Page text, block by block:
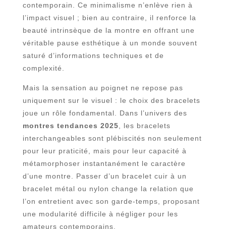
contemporain. Ce minimalisme n’enlève rien à
l’impact visuel ; bien au contraire, il renforce la
beauté intrinsèque de la montre en offrant une
véritable pause esthétique à un monde souvent
saturé d’informations techniques et de
complexité.
Mais la sensation au poignet ne repose pas
uniquement sur le visuel : le choix des bracelets
joue un rôle fondamental. Dans l’univers des
montres tendances 2025 , les bracelets
interchangeables sont plébiscités non seulement
pour leur praticité, mais pour leur capacité à
métamorphoser instantanément le caractère
d’une montre. Passer d’un bracelet cuir à un
bracelet métal ou nylon change la relation que
l’on entretient avec son garde-temps, proposant
une modularité difficile à négliger pour les
amateurs contemporains.